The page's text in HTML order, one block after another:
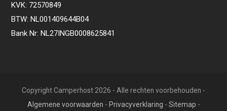
KVK: 72570849
BTW: NL001409644B04
Bank Nr: NL27INGB0008625841
Copyright Camperhost 2026 - Alle rechten voorbehouden -
Algemene voorwaarden - Privacyverklaring - Sitemap -